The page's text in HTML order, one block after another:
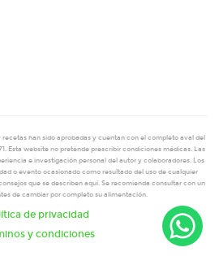
han sido aprobadas y cuentan con el completo aval del
Esta website no pretende prescribir condiciones médicas. Las
e investigación personal del autor y colaboradores. Los
o evento ocasionado como resultado del uso de cualquier
que se describen aquí. Se recomienda consultar con un
de cambiar por completo su alimentación.
de privacidad
y condiciones